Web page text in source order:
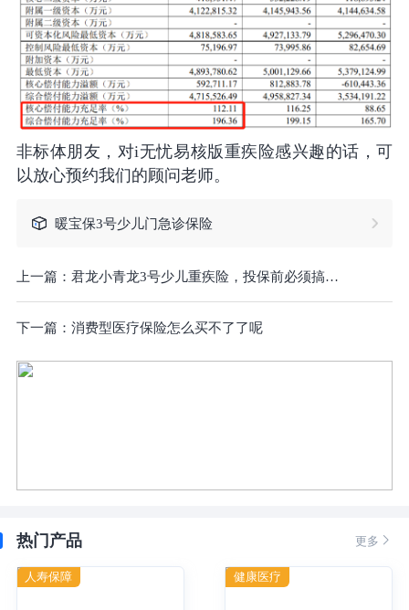
非标体朋友，对i无忧易核版重疾险感兴趣的话，可
以放心预约我们的顾问老师。
暖宝保3号少儿门急诊保险
上一篇： 君龙小青龙3号少儿重疾险，投保前必须搞懂这10件事！附官方投保入口！
下一篇： 消费型医疗保险怎么买不了了呢
热门产品 更多 
人寿保障 健康医疗